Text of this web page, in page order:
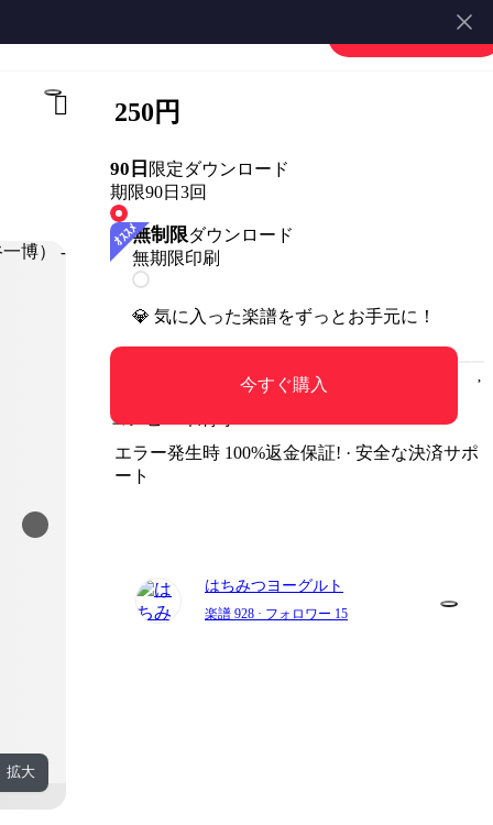
会員登録・ログイン
拡大
250円
90日 限定ダウンロード
期限90日 3回
無制限ダウンロード
無期限印刷
💎 気に入った楽譜をずっとお手元に！
今すぐ購入
コンビニ印刷可
エラー発生時 100%返金保証! · 安全な決済サポ
ート
はちみつヨーグルト
楽譜 928 · フォロワー 15